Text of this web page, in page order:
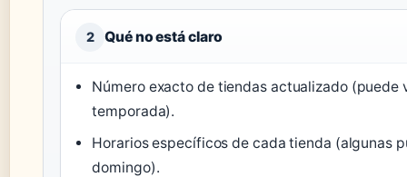
2 Qué no está claro
Número exacto de tiendas actualizado (puede
temporada).
Horarios específicos de cada tienda (algunas
domingo).